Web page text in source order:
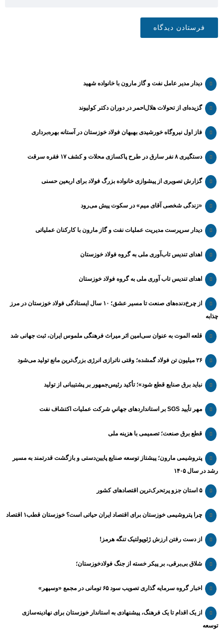
دیدار مدیر عامل نفت و گاز مارون با خانواده شهید
گزیده‌ای از تحولات هلال‌احمر در دوران دکتر کولیوند
فاز اول نیروگاه خورشیدی بهبهان فولاد خوزستان در آستانه بهره‌برداری
دستگیری ۸ نفر سارق در طرح پاکسازی محلات و کشف ۱۷ فقره سرقت
گزارش تصویری از پیشوازی خانواده بزرگ فولاد برای اربعین حسنی
«زندگی شخصی آقای میم» در سکوت پیش می‌رود
دیدار سرپرست مدیریت عملیات نفت و گاز مارون با کارکنان عملیاتی
اهدای تندیس تاب‌آوری ملی به گروه فولاد خوزستان
اهدای تندیس تاب آوری ملی به گروه فولاد خوزستان
از چرخ‌دنده‌های صنعت تا مسیر عشق؛ ۱۰ سال ایستادگی فولاد خوزستان در مرز
چذابه
قلعه الموت به عنوان سی‌امین اثر میراث‌ فرهنگی ملموس ایران، ثبت جهانی شد
۲۶ میلیون تن فولاد گمشده؛ وقتی ناترازی انرژی بزرگ‌ترین مانع تولید می‌شود
نباید برق صنایع قطع شود»؛ تأکید رئیس‌جمهور بر پشتیبانی از تولید
مهر تأیید SGS بر استانداردهای جهانیِ شرکت عملیات اکتشاف نفت
قطع برق صنعت؛ تصمیمی با هزینه ملی
پتروشیمی مارون؛ پیشتاز توسعه صنایع پایین‌دستی و بازگشت قدرتمند به مسیر
رشد در سال ۱۴۰۵
۵ استان جزو پرتحرک‌ترین اقتصاد‌های کشور
چرا پتروشیمی خوزستان برای اقتصاد ایران حیاتی است؟ خوزستان قطب۱ اقتصاد
از دست رفتن ارزش ژئوپولتیک تنگه هرمز!
شلاق‌ بی‌برقی، بر پیکر خسته‌ از جنگ فولادخوزستان؛
اخبار گروه سرمایه گذاری تصویب سود ۶۵ تومانی در مجمع «وسپهر»
از یک اقدام تا یک فرهنگ، پیشنهادی به استاندار خوزستان برای نهادینه‌سازی
توسعه